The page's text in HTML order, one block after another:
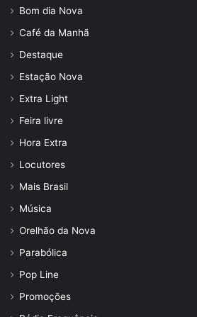
Bom dia Nova
Café da Manhã
Destaque
Estação Nova
Extra Light
Feira livre
Hora Extra
Locutores
Mais Brasil
Música
Orelhão da Nova
Parabólica
Pop Line
Promoções